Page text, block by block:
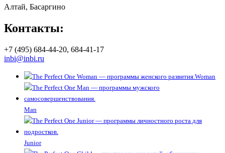
Алтай, Басаргино
Контакты:
+7 (495) 684-44-20, 684-41-17
inbi@inbi.ru
Woman
Man
Junior